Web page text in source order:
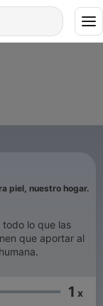
piel, nuestro hogar.
todo lo que las
que aportar al
1 x